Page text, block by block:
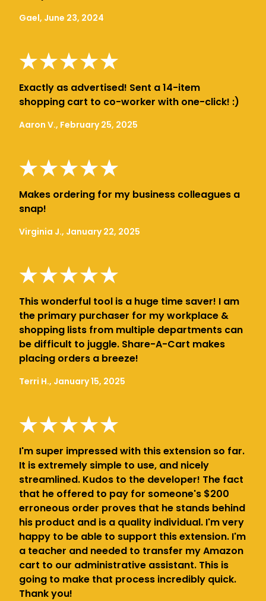
Gael, June 23, 2024
Exactly as advertised! Sent a 14-item
shopping cart to co-worker with one-click! :)
Aaron V., February 25, 2025
Makes ordering for my business colleagues a
snap!
Virginia J., January 22, 2025
This wonderful tool is a huge time saver! I am
the primary purchaser for my workplace &
shopping lists from multiple departments can
be difficult to juggle. Share-A-Cart makes
placing orders a breeze!
Terri H., January 15, 2025
I'm super impressed with this extension so far.
It is extremely simple to use, and nicely
streamlined. Kudos to the developer! The fact
that he offered to pay for someone's $200
erroneous order proves that he stands behind
his product and is a quality individual. I'm very
happy to be able to support this extension. I'm
a teacher and needed to transfer my Amazon
cart to our administrative assistant. This is
going to make that process incredibly quick.
Thank you!